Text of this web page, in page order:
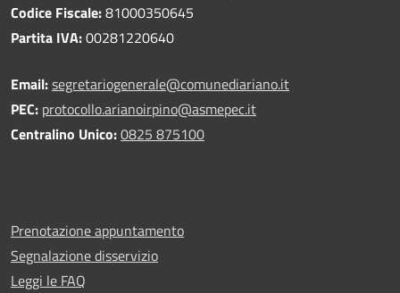
Codice Fiscale:81000350645
Partita IVA:00281220640
Email:segretariogenerale@comunediariano.it
PEC: protocollo.arianoirpino@asmepec.it
Centralino Unico:0825 875100
Prenotazione appuntamento
Segnalazione disservizio
Leggi le FAQ